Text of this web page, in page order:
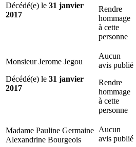
Décédé(e) le 31 janvier
2017
Rendre
hommage
à cette
personne
Monsieur Jerome Jegou
Décédé(e) le 31 janvier
2017
Aucun
avis publié
Rendre
hommage
à cette
personne
Madame Pauline Germaine
Alexandrine Bourgeois
Aucun
avis publié